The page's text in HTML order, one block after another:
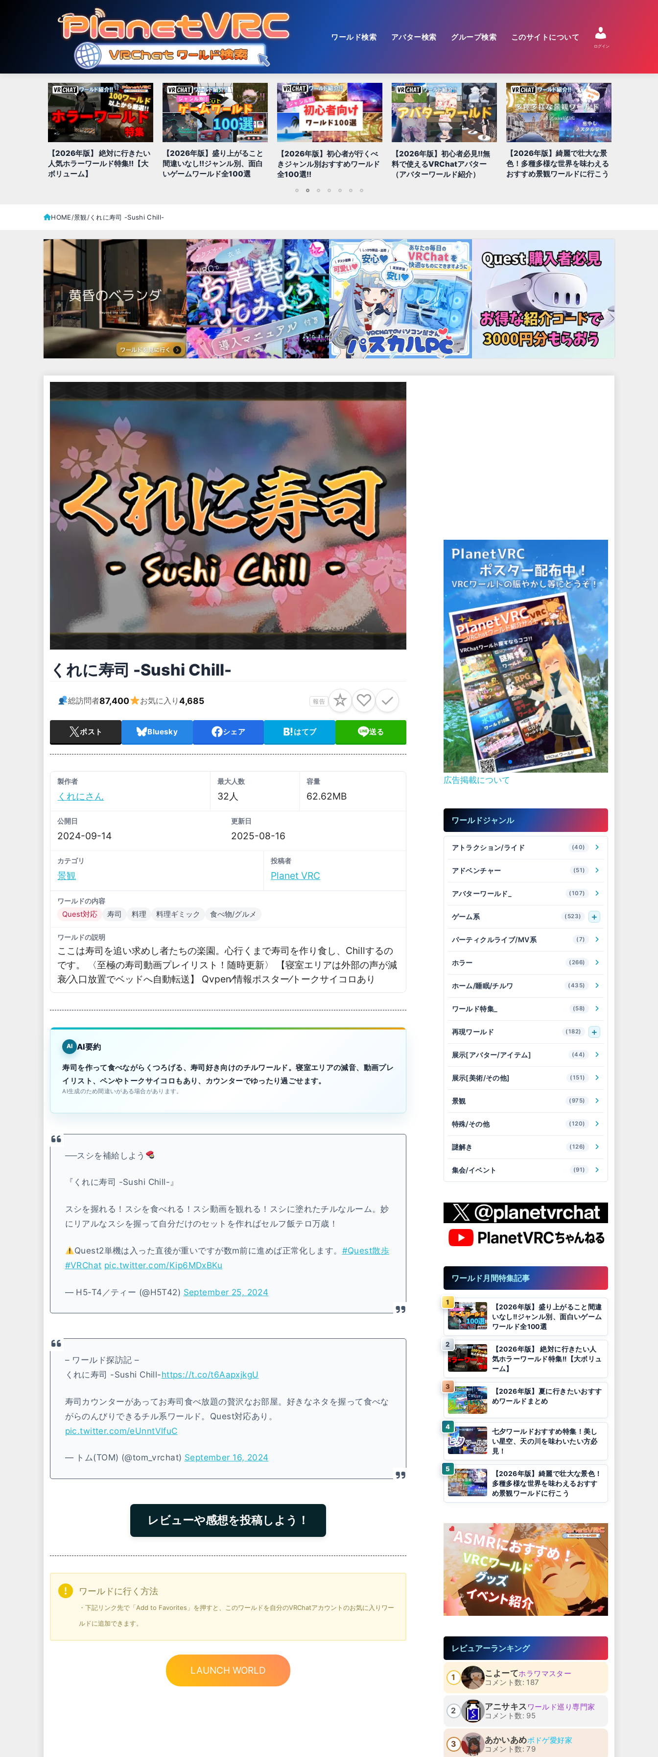
ワールド検索 アバター検索 グループ検索 このサイトについて
ログイン
【2026年版】盛り上がること
間違いなし!!ジャンル別、面白
いゲームワールド全100選
【2026年版】初心者が行くべ
きジャンル別おすすめワールド
全100選!!
【2026年版】初心者必見!!無
料で使えるVRChatアバター
（アバターワールド紹介）
【2026年版】綺麗で壮大な景
色！多種多様な世界を味わえる
おすすめ景観ワールドに行こう
【2026年版】絶対に行きたい
QUEST/スマホ対応ワールド 全
100選!!
HOME 景観 くれに寿司 -Sushi Chill-
くれに寿司 -Sushi Chill-
総訪問者87,400 お気に入り4,685 報告 ☆ ♡ ✓
ポスト Bluesky シェア はてブ 送る
製作者
くれにさん
最大人数
32人
容量
62.62MB
公開日
2024-09-14
更新日
2025-08-16
カテゴリ
景観
投稿者
Planet VRC
ワールドの内容
Quest対応 寿司 料理 料理ギミック 食べ物/グルメ
ワールドの説明
ここは寿司を追い求めし者たちの楽園。心行くまで寿司を作り食し、Chillするの
です。 〈至極の寿司動画プレイリスト！随時更新〉 【寝室エリアは外部の声が減
衰⁄入口放置でベッドへ自動転送】 Qvpen⁄情報ポスター⁄トークサイコロあり
AI AI要約
寿司を作って食べながらくつろげる、寿司好き向けのチルワールド。寝室エリアの減音、動画プレ
イリスト、ペンやトークサイコロもあり、カウンターでゆったり過ごせます。
AI生成のため間違いがある場合があります。
──スシを補給しよう
『くれに寿司 -Sushi Chill-』
スシを握れる！スシを食べれる！スシ動画を観れる！スシに塗れたチルなルーム。妙
にリアルなスシを握って自分だけのセットを作ればセルフ飯テロ万歳！
Quest2単機は入った直後が重いですが数m前に進めば正常化します。 #Quest散歩
#VRChat pic.twitter.com/Kip6MDxBKu
— H5-T4／ティー (@H5T42) September 25, 2024
– ワールド探訪記 –
くれに寿司 -Sushi Chill-https://t.co/t6AapxjkgU
寿司カウンターがあってお寿司食べ放題の贅沢なお部屋。好きなネタを握って食べな
がらのんびりできるチル系ワールド。Quest対応あり。
pic.twitter.com/eUnntVlfuC
— トム(TOM) (@tom_vrchat) September 16, 2024
レビューや感想を投稿しよう！
ワールドに行く方法
・下記リンク先で「Add to Favorites」を押すと、このワールドを自分のVRChatアカウントのお気に入りワー
ルドに追加できます。
LAUNCH WORLD
広告掲載について
ワールドジャンル
アトラクション/ライド (40)
アドベンチャー (51)
アバターワールド_ (107)
ゲーム系 (523)
パーティクルライブ/MV系 (7)
ホラー (266)
ホーム/睡眠/チルワ (435)
ワールド特集_ (58)
再現ワールド (182)
展示[アバター/アイテム] (44)
展示[美術/その他] (151)
景観 (975)
特殊/その他 (120)
謎解き (126)
集会/イベント (91)
ワールド月間特集記事
【2026年版】盛り上がること間違
いなし!!ジャンル別、面白いゲーム
ワールド全100選
【2026年版】 絶対に行きたい人
気ホラーワールド特集!!【大ボリュ
ーム】
【2026年版】夏に行きたいおすす
めワールドまとめ
七夕ワールドおすすめ特集！美し
い星空、天の川を味わいたい方必
見！
【2026年版】綺麗で壮大な景色！
多種多様な世界を味わえるおすす
め景観ワールドに行こう
レビュアーランキング
1 こよーてホラワマスター
コメント数: 187
2 アニサキス ワールド巡り専門家
コメント数: 95
3 あかいあめボドゲ愛好家
コメント数: 79